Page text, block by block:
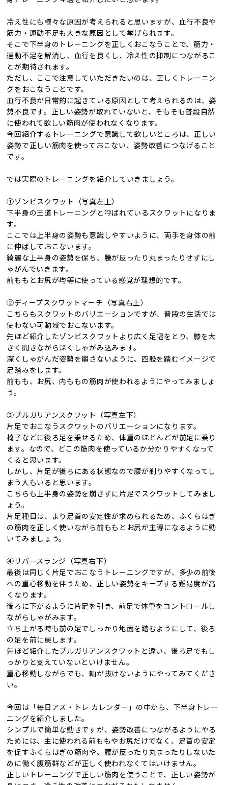
冷え性にも様々な原因が考えられると思いますが、血行不良や
筋力・運動不足も大きな原因として挙げられます。
そこで下半身のトレーニングを正しくおこなうことで、筋力・
運動不足を解消し、血行を良くし、冷え性の抑制につながるこ
とが期待されます。
ただし、ここで注意していただきたいのは、正しくトレーニン
グをおこなうことです。
血行不良が日常的に起きている原因として考えられるのは、姿
勢不良です。正しい姿勢が取れていないと、そもそも普段自然
に使われて欲しい筋肉が使われなくなります。
今回紹介するトレーニングで意識して欲しいところは、正しい
姿勢で正しい筋肉を使っておこない、姿勢改善につなげること
です。
では実際のトレーニングを紹介していきましょう。
①ゾンビスクワット（写真左上）
下半身の王道トレーニングと呼ばれているスクワットになりま
す。
ここでは上半身の姿勢も意識しやすいように、両手を身体の前
に伸ばしておこないます。
綺麗な上半身の姿勢を保ち、腰が反ったり丸まったりせずにし
ゃがんでいきます。
前ももとお尻が均等に使っている感覚が理想的です。
②ディープスクワットマーチ（写真右上）
こちらもスクワットのバリエーションですが、普段の生活では
使わない可動域でおこないます。
先ほど紹介したゾンビスクワットより広く足幅をとり、膝を大
きく開きながら深くしゃがみ込みます。
深くしゃがんだ姿勢を崩さないように、四股を踏むイメージで
足踏みをします。
前もも、お尻、内ももの筋肉が使われるようにやってみましょ
う。
③ブルガリアンスクワット（写真左下）
片足でおこなうスクワットのバリエーションになります。
椅子などに後ろ足を乗せるため、体重のほとんどが前足に乗り
ます。なので、どこの筋肉を使っているか分かりやすくなって
くると思います。
しかし、片足が後ろにある状態なので腰が剃りやすくなってし
まう人もいると思います。
こちらも上半身の姿勢を崩さずに片足でスクワットしてみまし
ょう。
片足種目は、より足首の安定性が求められるため、ふくらはぎ
の筋肉を正しく使いながら前ももとお尻が主導になるように動
いてみましょう。
④リバースランジ（写真右下）
最後は同じく片足でおこなうトレーニングですが、多少の前後
への重心移動を伴うため、正しい姿勢をキープする難易度が高
くなります。
後ろに下がるように片足を引き、前足で体重をコントロールし
ながらしゃがみます。
立ち上がる時も前の足でしっかり地面を踏むようにして、後ろ
の足を前に戻します。
先ほど紹介したブルガリアンスクワットと違い、後ろ足でもし
っかりと支えていないといけません。
重心移動しながらでも、軸が抜けないようにやってみてくださ
い。
今回は「毎日アス・トレ カレンダー」の中から、下半身トレー
ニングを紹介しました。
シンプルで簡単な動きですが、姿勢改善につながるようにやる
ためには、主に使われる前ももやお尻だけでなく、足首の安定
を促すふくらはぎの筋肉や、腰が反ったり丸まったりしないた
めに働く腹筋群などが正しく使われなくてはいけません。
正しいトレーニングで正しい筋肉を使うことで、正しい姿勢が